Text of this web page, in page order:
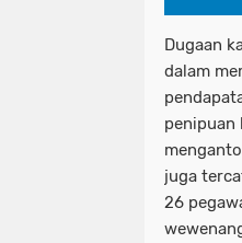
Dugaan
dalam
penipuan
juga
26